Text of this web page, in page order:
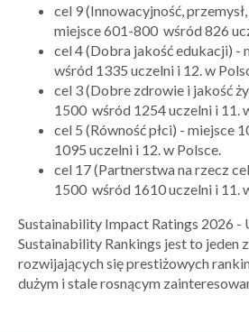
cel 9 (Innowacyjność,
miejsce 601-800 wśród 826
cel 4 (Dobra jakość edukacji) -
wśród 1335 uczelni i 12. w
cel 3 (Dobre zdrowie i jakość
1500 wśród 1254 uczelni i 11.
cel 5 (Równość płci) - miejsce
1095 uczelni i 12. w Polsce.
cel 17 (Partnerstwa na rzecz
1500 wśród 1610 uczelni i 11.
Sustainability Impact Ratings 2026 -
Sustainability Rankings jest to jeden
rozwijających się prestiżowych
dużym i stale rosnącym